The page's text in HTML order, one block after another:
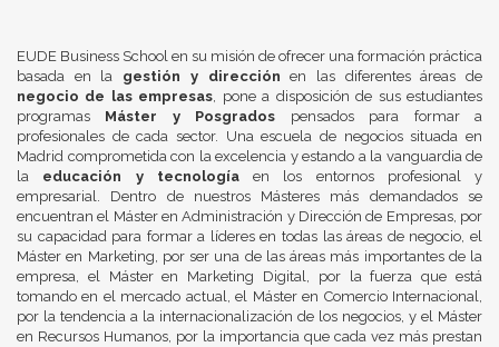
EUDE Business School en su misión de ofrecer una formación práctica
basada en la gestión y dirección en las diferentes áreas de
negocio de las empresas, pone a disposición de sus estudiantes
programas Máster y Posgrados pensados para formar a
profesionales de cada sector. Una escuela de negocios situada en
Madrid comprometida con la excelencia y estando a la vanguardia de
la educación y tecnologíaen los entornos profesional y
empresarial. Dentro de nuestros Másteres más demandados se
encuentran el Máster en Administración y Dirección de Empresas, por
su capacidad para formar a líderes en todas las áreas de negocio, el
Máster en Marketing, por ser una de las áreas más importantes de la
empresa, el Máster en Marketing Digital, por la fuerza que está
tomando en el mercado actual, el Máster en Comercio Internacional,
por la tendencia a la internacionalización de los negocios, y el Máster
en Recursos Humanos, por la importancia que cada vez más prestan